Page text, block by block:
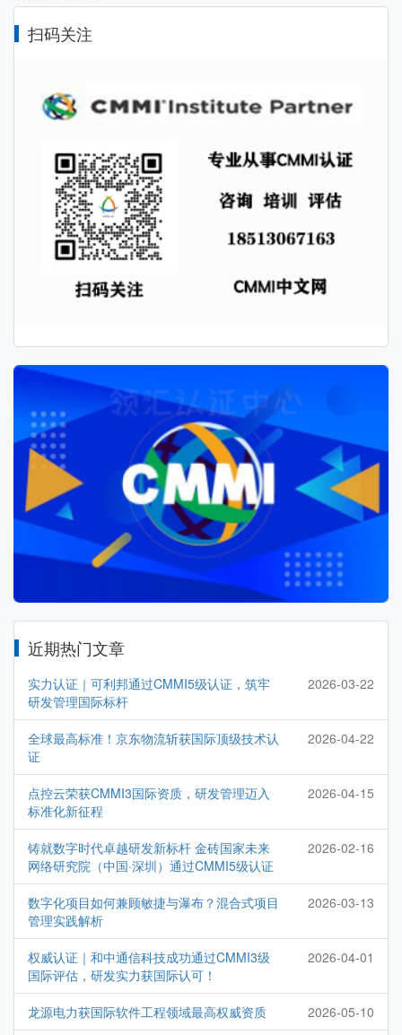
扫码关注
近期热门文章
实力认证｜可利邦通过CMMI5级认证，筑牢
研发管理国际标杆
2026-03-22
全球最高标准！京东物流斩获国际顶级技术认
证
2026-04-22
点控云荣获CMMI3国际资质，研发管理迈入
标准化新征程
2026-04-15
铸就数字时代卓越研发新标杆 金砖国家未来
网络研究院（中国·深圳）通过CMMI5级认证
2026-02-16
数字化项目如何兼顾敏捷与瀑布？混合式项目
管理实践解析
2026-03-13
权威认证｜和中通信科技成功通过CMMI3级
国际评估，研发实力获国际认可！
2026-04-01
龙源电力获国际软件工程领域最高权威资质 2026-05-10